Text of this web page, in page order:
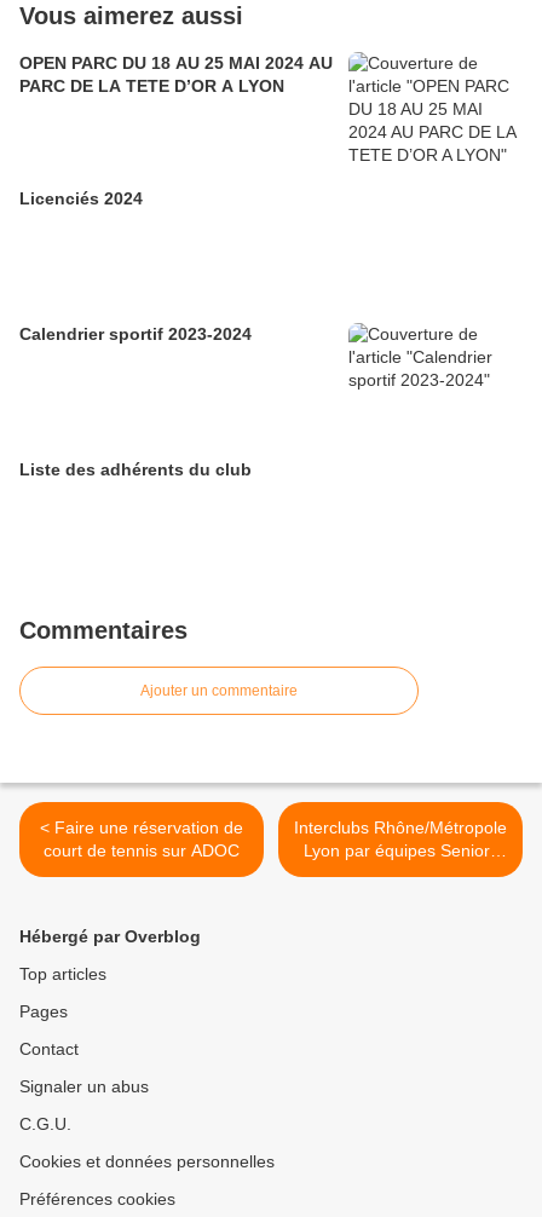
Vous aimerez aussi
OPEN PARC DU 18 AU 25 MAI 2024 AU
PARC DE LA TETE D’OR A LYON
Licenciés 2024
Calendrier sportif 2023-2024
Liste des adhérents du club
Commentaires
Ajouter un commentaire
< Faire une réservation de
court de tennis sur ADOC
Interclubs Rhône/Métropole
Lyon par équipes Seniors
Plus 2017 >
Hébergé par Overblog
Top articles
Pages
Contact
Signaler un abus
C.G.U.
Cookies et données personnelles
Préférences cookies